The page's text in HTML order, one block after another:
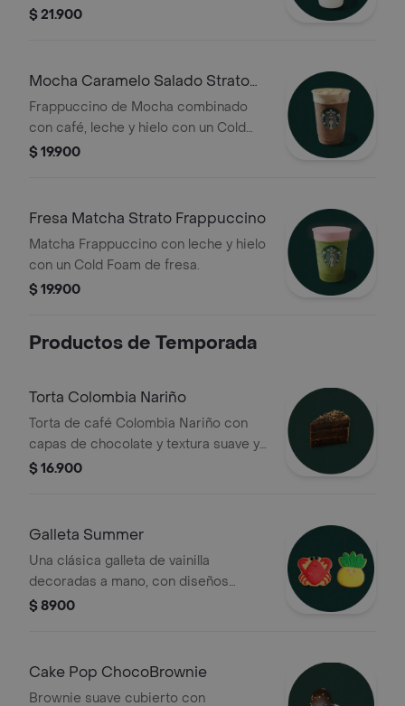
Foam dulce con sabor a Ube, un
nuez.
$ 21.900
Mocha Caramelo Salado Strato
Frappuccino
Frappuccino de Mocha combinado
con café, leche y hielo con un Cold
Foam de caramelo salado.
$ 19.900
Fresa Matcha Strato Frappuccino
Matcha Frappuccino con leche y hielo
con un Cold Foam de fresa.
$ 19.900
Productos de Temporada
Torta Colombia Nariño
Torta de café Colombia Nariño con
capas de chocolate y textura suave y
esponjosa. Un clásico lleno de sabor.
$ 16.900
Galleta Summer
Una clásica galleta de vainilla
decoradas a mano, con diseños
únicos según disponibilidad
momento del día.
$ 8900
Cake Pop ChocoBrownie
Brownie suave cubierto con